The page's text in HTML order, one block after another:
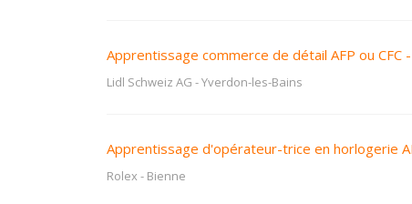
Apprentissage commerce de détail AFP ou CFC
Lidl Schweiz AG -Yverdon-les-Bains
Apprentissage d'opérateur-trice en horlogerie
Rolex - Bienne